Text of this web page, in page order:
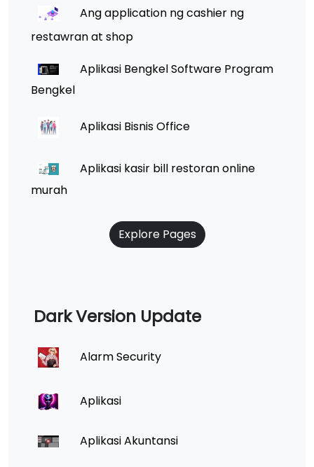
Ang application ng cashier ng
restawran at shop
Aplikasi Bengkel Software Program
Bengkel
Aplikasi Bisnis Office
Aplikasi kasir bill restoran online
murah
Explore Pages
Dark Version Update
Alarm Security
Aplikasi
Aplikasi Akuntansi